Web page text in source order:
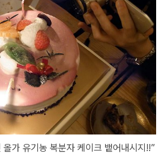
가 유기농 복분자 케이크 뱉어내시지!!”